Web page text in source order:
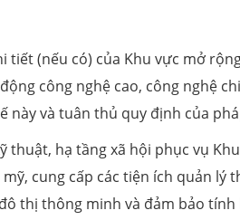
tiết (nếu có) của Khu vực mở
công nghệ cao, công nghệ
này và tuân thủ quy định của
thuật, hạ tầng xã hội phục vụ
cung cấp các tiện ích quản lý
thị thông minh và đảm bảo